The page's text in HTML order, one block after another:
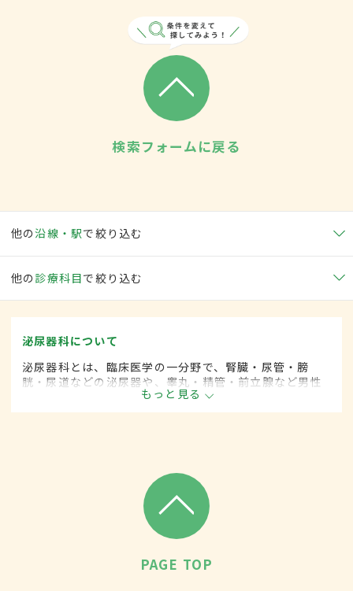
検索フォームに戻る
他の沿線・駅で絞り込む
他の 診療科目で絞り込む
泌尿器科について
泌尿器科とは、臨床医学の一分野で、腎臓・尿管・膀
胱・尿道などの泌尿器や、睾丸・精管・前立腺など男性
性器に関係した疾患を専門的に取り扱います。
もっと見る
PAGE TOP